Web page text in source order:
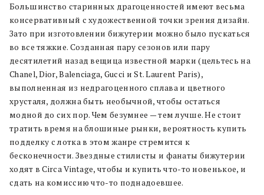
Большинство старинных драгоценностей имеют весьма
консервативный с художественной точки зрения дизайн.
Зато при изготовлении бижутерии можно было пускаться
во все тяжкие. Созданная пару сезонов или пару
десятилетий назад вещица известной марки (цельтесь на
Chanel, Dior, Balenciaga, Gucci и St. Laurent Paris),
выполненная из недрагоценного сплава и цветного
хрусталя, должна быть необычной, чтобы остаться
модной до сих пор. Чем безумнее — тем лучше. Не стоит
тратить время на блошиные рынки, вероятность купить
подделку с лотка в этом жанре стремится к
бесконечности. Звездные стилисты и фанаты бижутерии
ходят в Circa Vintage, чтобы и купить что-то новенькое, и
сдать на комиссию что-то поднадоевшее.